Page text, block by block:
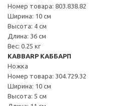
Номер товара: 803.838.82
Ширина: 10 см
Высота: 4 см
Длина: 36 см
Вес: 0.25 кг
KABBARP КАББАРП
Ножка
Номер товара: 304.729.32
Ширина: 10 см
Высота: 5 см